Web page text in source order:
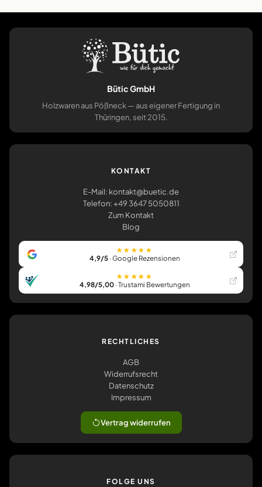
Bütic GmbH
Holzwaren aus Pößneck — aus eigener Fertigung in
Thüringen, seit 2015.
KONTAKT
E-Mail: kontakt@buetic.de
Telefon: +49 3647 5050811
Zum Kontakt
Blog
★★★★★
4,9/5· Google Rezensionen
★★★★★
4,98/5,00· Trustami Bewertungen
RECHTLICHES
AGB
Widerrufsrecht
Datenschutz
Impressum
Vertrag widerrufen
FOLGE UNS